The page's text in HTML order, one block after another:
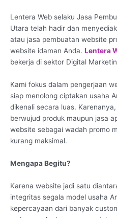
Lentera Web selaku Jasa
Utara telah hadir dan
atau jasa pembuatan website
website idaman Anda. Lentera
bekerja di sektor Digital
Kami fokus dalam pengerjaan
siap menolong ciptakan usaha
dikenali secara luas.
berwujud produk maupun jasa
website sebagai wadah promo
kurang maksimal.
Mengapa Begitu?
Karena website jadi satu
integritas segala model usaha
kepercayaan dari banyak